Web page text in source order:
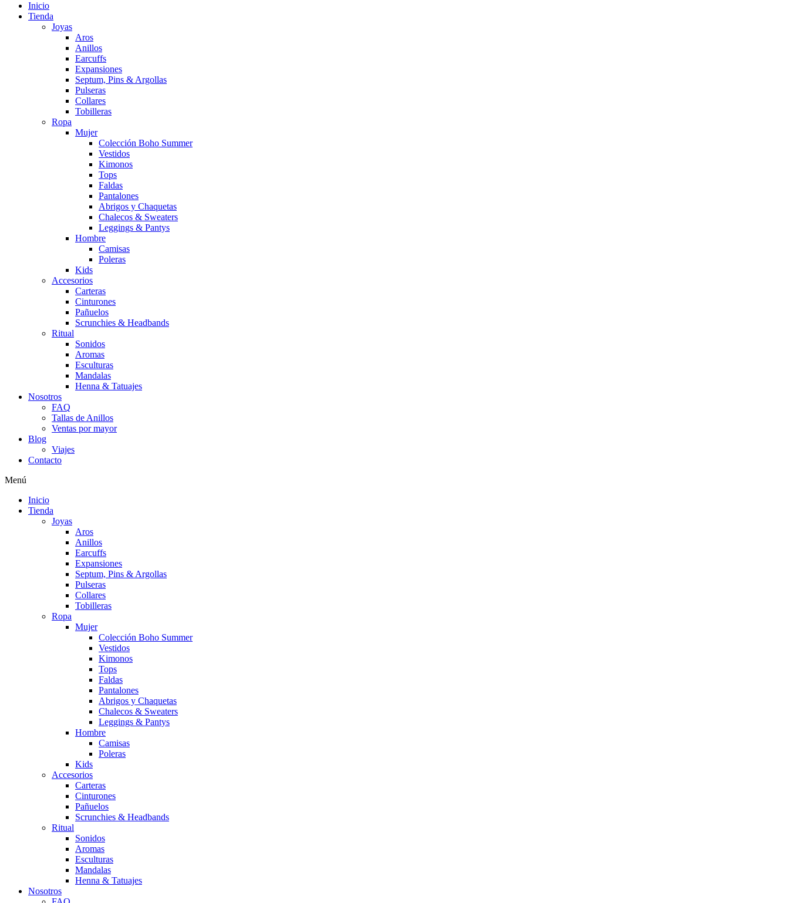
Inicio
Tienda
Joyas
Aros
Anillos
Earcuffs
Expansiones
Septum, Pins & Argollas
Pulseras
Collares
Tobilleras
Ropa
Mujer
Colección Boho Summer
Vestidos
Kimonos
Tops
Faldas
Pantalones
Abrigos y Chaquetas
Chalecos & Sweaters
Leggings & Pantys
Hombre
Camisas
Poleras
Kids
Accesorios
Carteras
Cinturones
Pañuelos
Scrunchies & Headbands
Ritual
Sonidos
Aromas
Esculturas
Mandalas
Henna & Tatuajes
Nosotros
FAQ
Tallas de Anillos
Ventas por mayor
Blog
Viajes
Contacto
Menú
Inicio
Tienda
Joyas
Aros
Anillos
Earcuffs
Expansiones
Septum, Pins & Argollas
Pulseras
Collares
Tobilleras
Ropa
Mujer
Colección Boho Summer
Vestidos
Kimonos
Tops
Faldas
Pantalones
Abrigos y Chaquetas
Chalecos & Sweaters
Leggings & Pantys
Hombre
Camisas
Poleras
Kids
Accesorios
Carteras
Cinturones
Pañuelos
Scrunchies & Headbands
Ritual
Sonidos
Aromas
Esculturas
Mandalas
Henna & Tatuajes
Nosotros